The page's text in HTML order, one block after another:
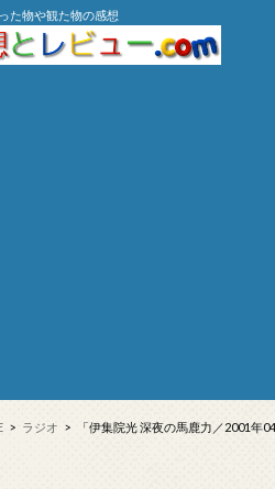
た物や観た物の感想
ラジオ 「伊集院光 深夜の馬鹿力／2001年